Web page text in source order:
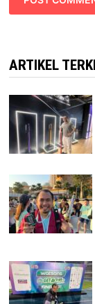
ARTIKEL